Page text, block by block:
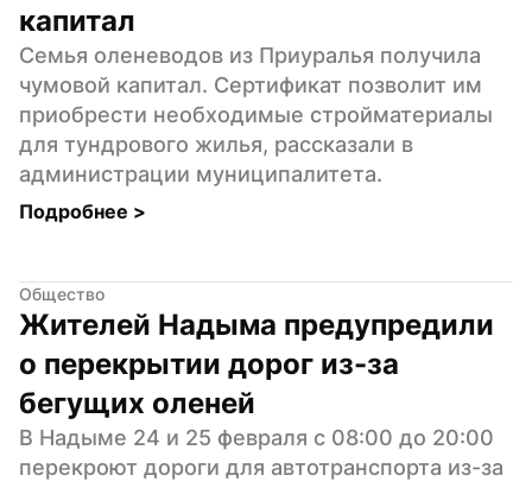
капитал
Семья оленеводов из Приуралья получила
чумовой капитал. Сертификат позволит им
приобрести необходимые стройматериалы
для тундрового жилья, рассказали в
администрации муниципалитета.
Подробнее >
Общество
Жителей Надыма предупредили
о перекрытии дорог из-за
бегущих оленей
В Надыме 24 и 25 февраля с 08:00 до 20:00
перекроют дороги для автотранспорта из-за